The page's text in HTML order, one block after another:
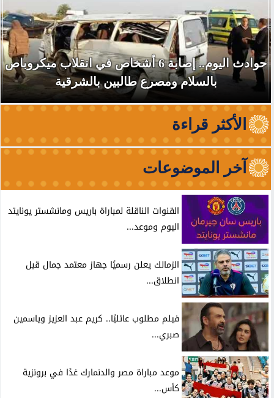
استهداف سفينة تابعة لأدنوك بصاروخ أثناء عبورها
مضيق هرمز دون إصابات
الأكثر قراءة
آخر الموضوعات
القنوات الناقلة لمباراة باريس ومانشستر يونايتد
اليوم وموعد...
الزمالك يعلن رسميًا جهاز معتمد جمال قبل
انطلاق...
فيلم مطلوب عائليًا.. كريم عبد العزيز وياسمين
صبري...
موعد مباراة مصر والدنمارك غدًا في برونزية
كأس...